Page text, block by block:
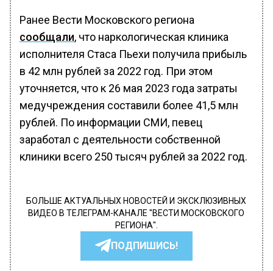
Ранее Вести Московского региона
сообщали, что наркологическая клиника
исполнителя Стаса Пьехи получила прибыль
в 42 млн рублей за 2022 год. При этом
уточняется, что к 26 мая 2023 года затраты
медучреждения составили более 41,5 млн
рублей. По информации СМИ, певец
заработал с деятельности собственной
клиники всего 250 тысяч рублей за 2022 год.
БОЛЬШЕ АКТУАЛЬНЫХ НОВОСТЕЙ И ЭКСКЛЮЗИВНЫХ
ВИДЕО В ТЕЛЕГРАМ-КАНАЛЕ "ВЕСТИ МОСКОВСКОГО
РЕГИОНА".
ПОДПИШИСЬ!